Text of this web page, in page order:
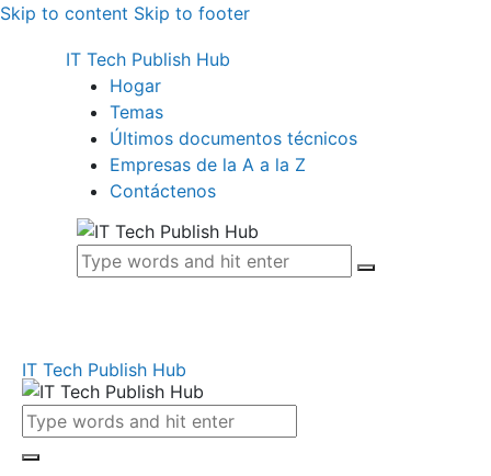
Skip to content Skip to footer
IT Tech Publish Hub
Hogar
Temas
Últimos documentos técnicos
Empresas de la A a la Z
Contáctenos
IT Tech Publish Hub